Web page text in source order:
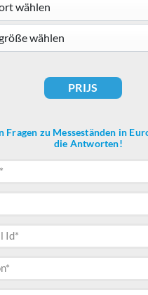
PRIJS
Fragen zu Messeständen in
die Antworten!